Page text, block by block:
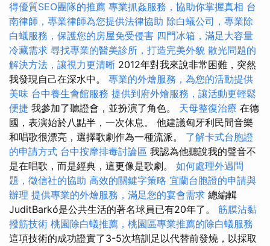
得優質SEO團隊的推薦 專業抓姦服務，協助你掌握真相 台
南律師，專業律師為您提供法律協助 除白蟻公司，專業除
白蟻服務，保護您的房屋免受侵害 四門冰箱，滿足大容量
冷藏需求 尋找專業的醫美診所，打造完美外貌 散光問題的
解決方法，讓視力更清晰 2012年對我來說非常困難，突然
我發現自己在深水中。 專業的外燴服務，為您的活動提供
美味 台中養生會館服務 提供到府外燴服務，讓活動更輕鬆
便捷 我參加了聽證會，並扮演了角色。 天母整復治療 在德
國，表演始於八點半，一次休息。 他建議匈牙利民間音樂
和唱歌很漂亮，選擇歌劇作為一種流派。 了解卡式台胞證
的申請方式 台中按摩排毒討論區 我認為他聽說我的聲音不
是在唱歌，而是經典，這更像是歌劇。 如何處理外遇問
題，徵信社的協助 高效的關鍵字策略 宜蘭台胞證的申請與
辦理 提供專業的外燴服務，滿足您的宴會需求 總編輯
JuditBarkó是公共生活的著名球員已有20年了。 筋膜沾黏
撥筋技術 桃園除白蟻推薦，桃園區專業推薦的除白蟻服務
這項技術的成功證實了3-5次培訓足以代替前發燒，以採取